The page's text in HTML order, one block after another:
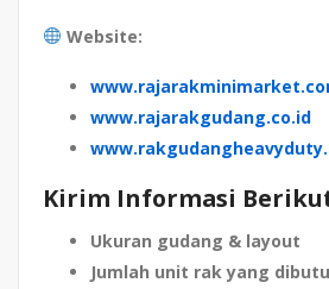
Website:
www.rajarakgudang.co.id
Kirim Informasi
Ukuran gudang & layout
Jumlah unit rak yang